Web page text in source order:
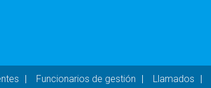
Funcionarios de gestión Llamados